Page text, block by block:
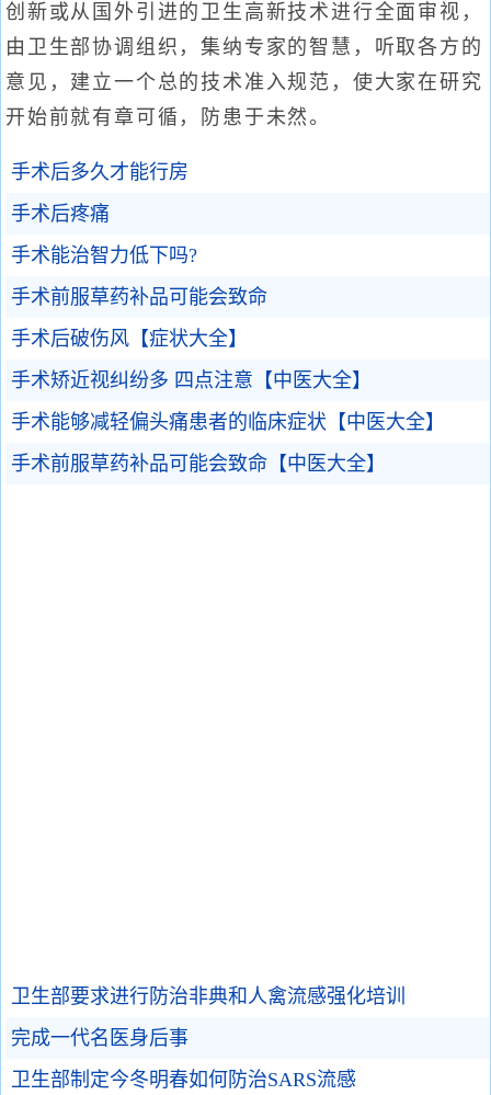
创新或从国外引进的卫生高新技术进行全面审视，
由卫生部协调组织，集纳专家的智慧，听取各方的
意见，建立一个总的技术准入规范，使大家在研究
开始前就有章可循，防患于未然。
手术后多久才能行房
手术后疼痛
手术能治智力低下吗?
手术前服草药补品可能会致命
手术后破伤风【症状大全】
手术矫近视纠纷多 四点注意【中医大全】
手术能够减轻偏头痛患者的临床症状【中医大全】
手术前服草药补品可能会致命【中医大全】
卫生部要求进行防治非典和人禽流感强化培训
完成一代名医身后事
卫生部制定今冬明春如何防治SARS流感